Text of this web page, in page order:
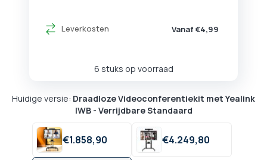
Leverkosten Vanaf €4,99
6 stuks op voorraad
Huidige versie: Draadloze Videoconferentiekit met Yealink
IWB - Verrijdbare Standaard
€1.858,90 €4.249,80